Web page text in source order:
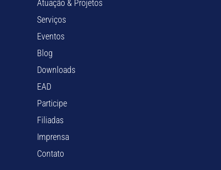
Atuação & Projetos
Serviços
Eventos
Blog
Downloads
EAD
Participe
Filiadas
Imprensa
Contato